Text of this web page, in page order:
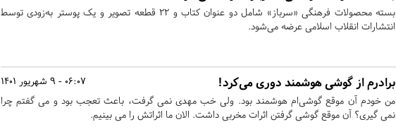
بسته محصولات فرهنگی «سرباز» شامل دو عنوان کتاب و ۲۲ قطعه تصویر و یک پوستر به‌زودی توسط
انتشارات انقلاب اسلامی عرضه می‌شود.
06:07 - 9 شهریور 1401 برادرم از گوشی هوشمند دوری می‌کرد!
من خودم آن موقع گوشی‌ام هوشمند بود. ولی خب مهدی نمی گرفت، باعث تعجب بود و می گفتم چرا
نمی گیری؟ آن موقع گوشی گرفتن اثرات مخربی داشت. الان ما اثراتش را می بینیم.